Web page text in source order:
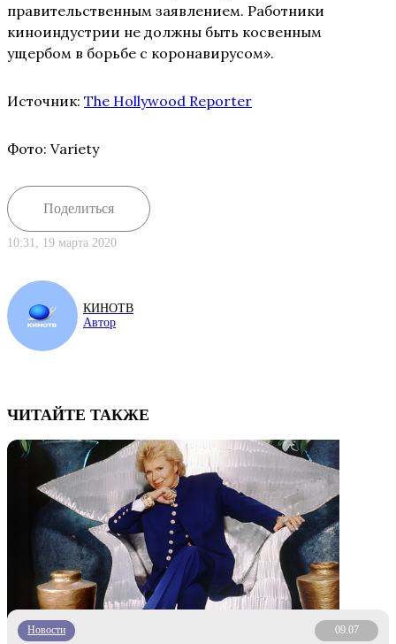
правительственным заявлением. Работники
киноиндустрии не должны быть косвенным
ущербом в борьбе с коронавирусом».
Источник: The Hollywood Reporter
Фото: Variety
Поделиться
10:31, 19 марта 2020
КИНОТВ
Автор
ЧИТАЙТЕ ТАКЖЕ
Новости 09.07